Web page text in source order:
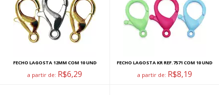
FECHO LAGOSTA 12MM COM 10 UND
a partir de: R$6,29
FECHO LAGOSTA KR REF.7571 COM 10 UND
a partir de: R$8,19